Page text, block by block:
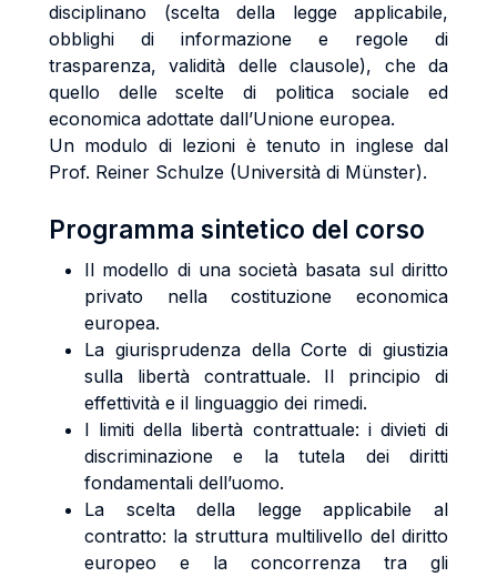
disciplinano (scelta della legge applicabile,
obblighi di informazione e regole di
trasparenza, validità delle clausole), che da
quello delle scelte di politica sociale ed
economica adottate dall’Unione europea.
Un modulo di lezioni è tenuto in inglese dal
Prof. Reiner Schulze (Università di Münster).
Programma sintetico del corso
Il modello di una società basata sul diritto
privato nella costituzione economica
europea.
La giurisprudenza della Corte di giustizia
sulla libertà contrattuale. Il principio di
effettività e il linguaggio dei rimedi.
I limiti della libertà contrattuale: i divieti di
discriminazione e la tutela dei diritti
fondamentali dell’uomo.
La scelta della legge applicabile al
contratto: la struttura multilivello del diritto
europeo e la concorrenza tra gli